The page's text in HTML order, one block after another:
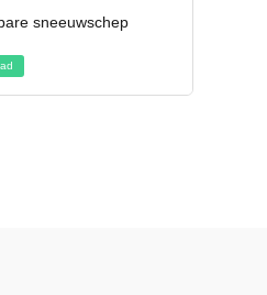
sneeuwschep